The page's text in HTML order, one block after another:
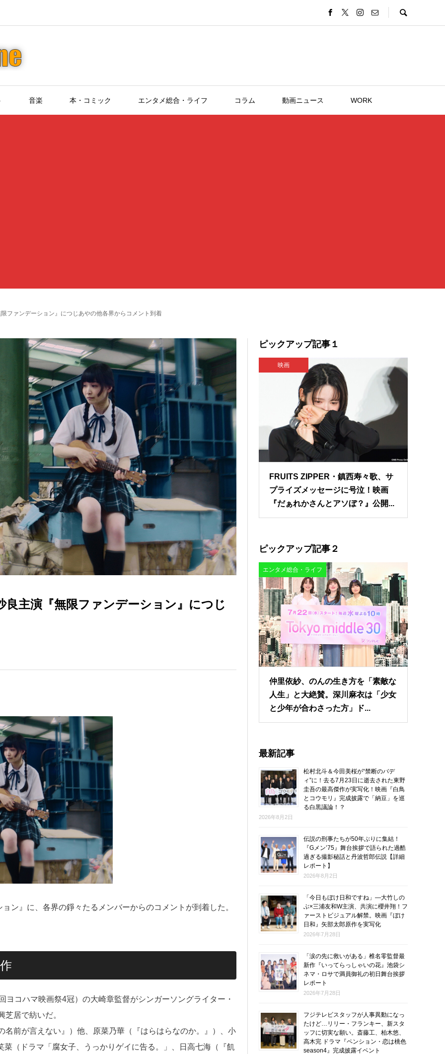
音楽 本・コミック エンタメ総合・ライフ コラム 動画ニュース WORK
ファンデーション』につじあやの他各界からコメント到着
良主演『無限ファンデーション』につじ
ン』に、各界の錚々たるメンバーからのコメントが到着した。
ヨコハマ映画祭4冠）の大崎章監督がシンガーソングライター・
居で紡いだ。
前が言えない』）他、原菜乃華（『はらはらなのか。』）、小
（ドラマ「腐女子、うっかりゲイに告る。」、日高七海（『飢
ピックアップ記事１
映画
FRUITS ZIPPER・鎮西寿々歌、サ
プライズメッセージに号泣！映画
『だぁれかさんとアソぼ？』公開...
ピックアップ記事２
エンタメ総合・ライフ
仲里依紗、のんの生き方を「素敵な
人生」と大絶賛。深川麻衣は「少女
と少年が合わさった方」ド...
最新記事
松村北斗＆今田美桜が“禁断のバデ
ィ”に！去る7月23日に逝去された東野
圭吾の最高傑作が実写化！映画『白鳥
とコウモリ』完成披露で「納豆」を巡
る白黒議論！？
2026年8月2日
伝説の刑事たちが50年ぶりに集結！
『Gメン’75』舞台挨拶で語られた過酷
過ぎる撮影秘話と丹波哲郎伝説【詳細
レポート】
2026年8月2日
「今日もぼけ日和ですね」―大竹しの
ぶ×三浦友和W主演、共演に櫻井翔！フ
ァーストビジュアル解禁。映画『ぼけ
日和』矢部太郎原作を実写化
2026年7月28日
「涙の先に救いがある」椎名零監督最
新作『いってらっしゃいの花』池袋シ
ネマ・ロサで満員御礼の初日舞台挨拶
レポート
2026年7月28日
フジテレビスタッフが人事異動になっ
たけど…リリー・フランキー、新スタ
ッフに切実な願い。斎藤工、柏木悠、
高木完 ドラマ『ペンション・恋は桃色
season4』完成披露イベント